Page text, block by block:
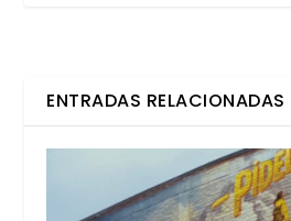
ENTRADAS RELACIONADAS